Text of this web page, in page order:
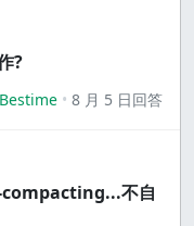
?
Bestime 8 月 5 日回答
不自